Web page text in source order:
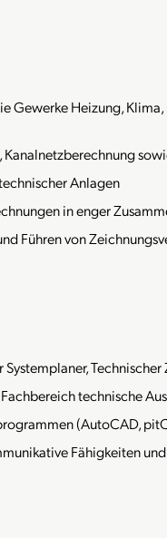
Gewerke Heizung,
Anlagen
in enger
Führen von
Systemplaner,
technische
(AutoCAD,
Fähigkeiten